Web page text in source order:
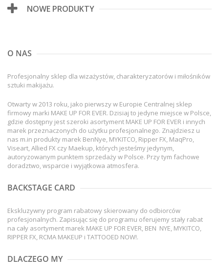
NOWE PRODUKTY
O NAS
Profesjonalny sklep dla wizażystów, charakteryzatorów i miłośników
sztuki makijażu.
Otwarty w 2013 roku, jako pierwszy w Europie Centralnej sklep
firmowy marki MAKE UP FOR EVER. Dzisiaj to jedyne miejsce w Polsce,
gdzie dostępny jest szeroki asortyment MAKE UP FOR EVER i innych
marek przeznaczonych do użytku profesjonalnego. Znajdziesz u
nas m.in produkty marek BenNye, MYKITCO, Ripper FX, MaqPro,
Viseart, Allied FX czy Maekup, których jesteśmy jedynym,
autoryzowanym punktem sprzedaży w Polsce. Przy tym fachowe
doradztwo, wsparcie i wyjątkowa atmosfera.
BACKSTAGE CARD
Ekskluzywny program rabatowy skierowany do odbiorców
profesjonalnych. Zapisując się do programu oferujemy stały rabat
na cały asortyment marek MAKE UP FOR EVER, BEN NYE, MYKITCO,
RIPPER FX, RCMA MAKEUP i TATTOOED NOW!.
DLACZEGO MY